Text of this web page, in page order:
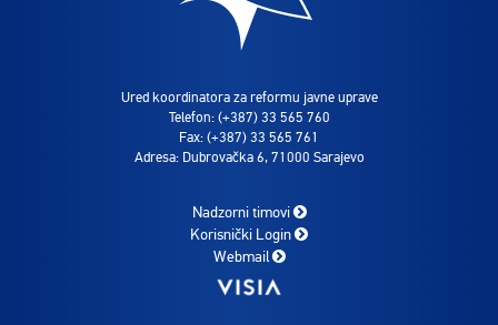
Ured koordinatora za reformu javne uprave
Telefon: (+387) 33 565 760
Fax: (+387) 33 565 761
Adresa: Dubrovačka 6, 71000 Sarajevo
Nadzorni timovi
Korisnički Login
Webmail